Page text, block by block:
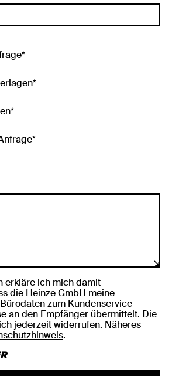
erkläre ich mich damit
die Heinze GmbH meine
zum Kundenservice
an den Empfänger übermittelt. Die
jederzeit widerrufen. Näheres
.